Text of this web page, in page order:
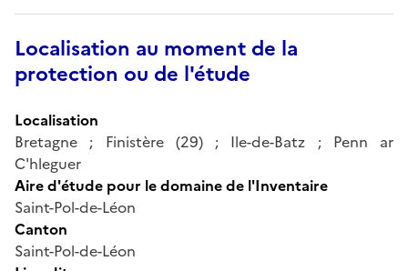
Localisation au moment de la
protection ou de l'étude
Localisation
Bretagne ; Finistère (29) ; Ile-de-Batz ; Penn ar
C'hleguer
Aire d'étude pour le domaine de l'Inventaire
Saint-Pol-de-Léon
Canton
Saint-Pol-de-Léon